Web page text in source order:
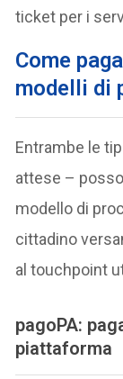
ticket per i
Come
modelli di
Entrambe le
attese –
modello di
cittadino
al touchpoint
pagoPA:
piattaforma